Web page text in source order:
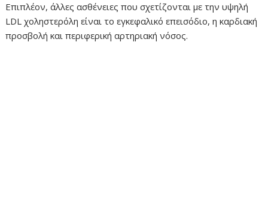
Επιπλέον, άλλες ασθένειες που σχετίζονται με την υψηλή
LDL χοληστερόλη είναι το εγκεφαλικό επεισόδιο, η καρδιακή
προσβολή και περιφερική αρτηριακή νόσος.